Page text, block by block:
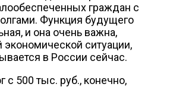
граждан с
Функция будущего
и она очень важна,
экономической ситуации,
в России сейчас.
с 500 тыс. руб., конечно,